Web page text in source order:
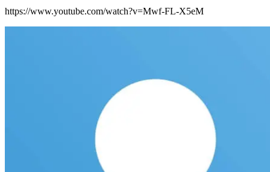
https://www.youtube.com/watch?v=Mwf-FL-X5eM